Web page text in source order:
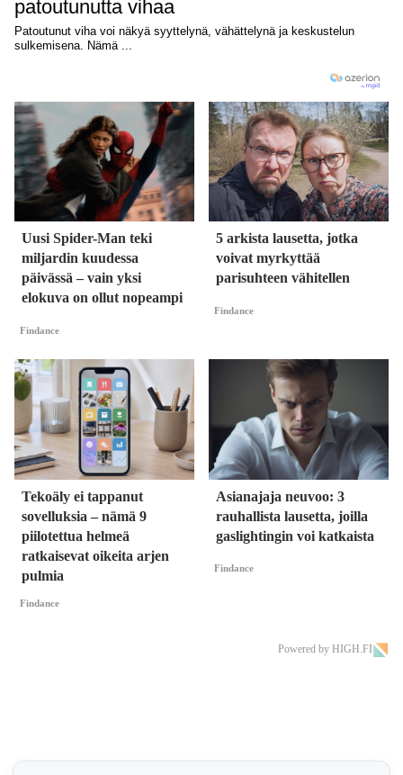
Uusi Spider-Man teki
miljardin kuudessa
päivässä – vain yksi
elokuva on ollut nopeampi
Findance
5 arkista lausetta, jotka
voivat myrkyttää
parisuhteen vähitellen
Findance
Tekoäly ei tappanut
sovelluksia – nämä 9
piilotettua helmeä
ratkaisevat oikeita arjen
pulmia
Findance
Asianajaja neuvoo: 3
rauhallista lausetta, joilla
gaslightingin voi katkaista
Findance
Powered by HIGH.FI